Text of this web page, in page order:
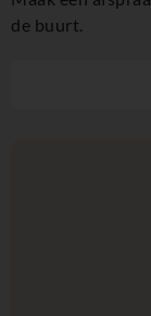
de buurt.